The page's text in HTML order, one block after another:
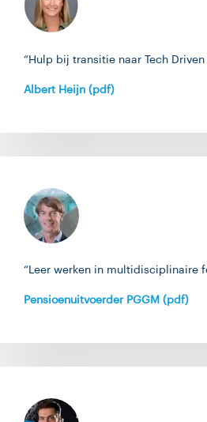
“Hulp bij transitie naar Tech
Albert Heijn (pdf)
“Leer werken in multidisciplinaire
Pensioenuitvoerder PGGM (pdf)